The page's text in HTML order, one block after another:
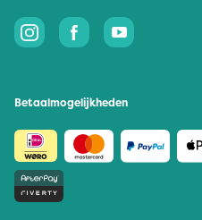
Betaalmogelijkheden